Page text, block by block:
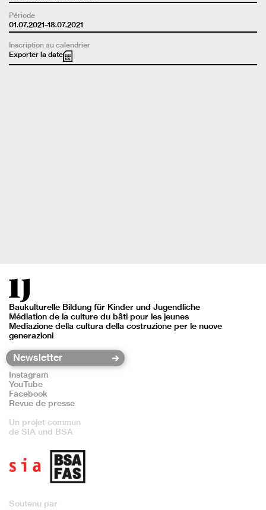
Période
01.07.2021–18.07.2021
Inscription au calendrier
Exporter la date
Baukulturelle Bildung für Kinder und Jugendliche
Médiation de la culture du bâti pour les jeunes
Mediazione della cultura della costruzione per le nuove
generazioni
Instagram
YouTube
Facebook
Revue de presse
Un projet commun
de SIA und BSA
Soutenu par